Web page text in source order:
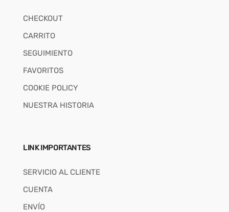
CHECKOUT
CARRITO
SEGUIMIENTO
FAVORITOS
COOKIE POLICY
NUESTRA HISTORIA
LINK IMPORTANTES
SERVICIO AL CLIENTE
CUENTA
ENVÍO